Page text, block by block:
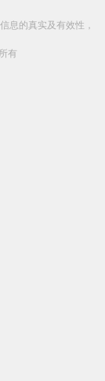
息的真实及有效性，
有